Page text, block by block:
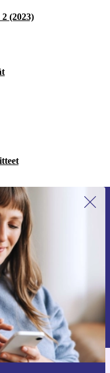
(2023)
uutiskirjeen
€!
tarjousta.
.